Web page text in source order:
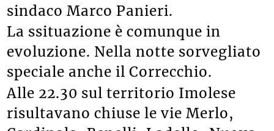
sindaco Marco Panieri.
La ssituazione è comunque in
evoluzione. Nella notte sorvegliato
speciale anche il Correcchio.
Alle 22.30 sul territorio Imolese
risultavano chiuse le vie Merlo,